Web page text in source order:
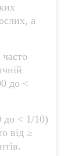
а
часто
до <
до < 1/10)
від ≥